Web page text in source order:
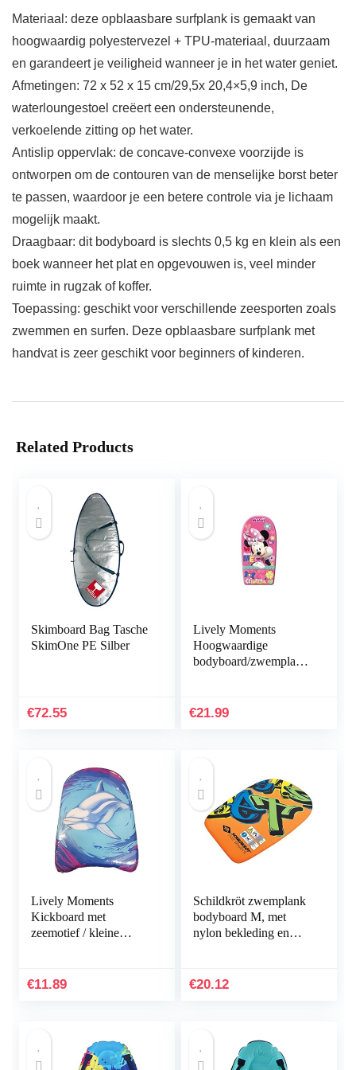
Materiaal: deze opblaasbare surfplank is gemaakt van
hoogwaardig polyestervezel + TPU-materiaal, duurzaam
en garandeert je veiligheid wanneer je in het water geniet.
Afmetingen: 72 x 52 x 15 cm/29,5x 20,4×5,9 inch, De
waterloungestoel creëert een ondersteunende,
verkoelende zitting op het water.
Antislip oppervlak: de concave-convexe voorzijde is
ontworpen om de contouren van de menselijke borst beter
te passen, waardoor je een betere controle via je lichaam
mogelijk maakt.
Draagbaar: dit bodyboard is slechts 0,5 kg en klein als een
boek wanneer het plat en opgevouwen is, veel minder
ruimte in rugzak of koffer.
Toepassing: geschikt voor verschillende zeesporten zoals
zwemmen en surfen. Deze opblaasbare surfplank met
handvat is zeer geschikt voor beginners of kinderen.
Related Products
Skimboard Bag Tasche
SkimOne PE Silber
€72.55
Lively Moments
Hoogwaardige
bodyboard/zwemplank
Fabulous ca. 84 cm
€21.99
Lively Moments
Kickboard met
zeemotief / kleine
1 dolfijn
€11.89
Schildkröt zwemplank
bodyboard M, met
nylon bekleding en
belasting: 60 kg,
€20.12